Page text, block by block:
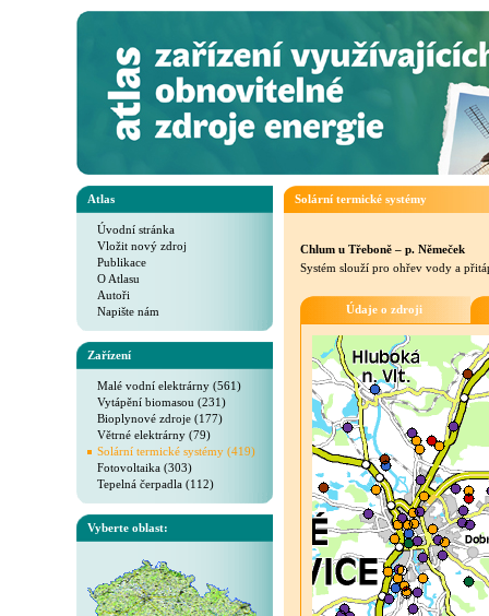
Atlas
Úvodní stránka
Vložit nový zdroj
Publikace
O Atlasu
Autoři
Napište nám
Zařízení
Malé vodní elektrárny (561)
Vytápění biomasou (231)
Bioplynové zdroje (177)
Větrné elektrárny (79)
Solární termické systémy (419)
Fotovoltaika (303)
Tepelná čerpadla (112)
Vyberte oblast:
Solární termické systémy
Chlum u Třeboně – p. Němeček
Systém slouží pro ohřev vody a
Údaje o zdroji